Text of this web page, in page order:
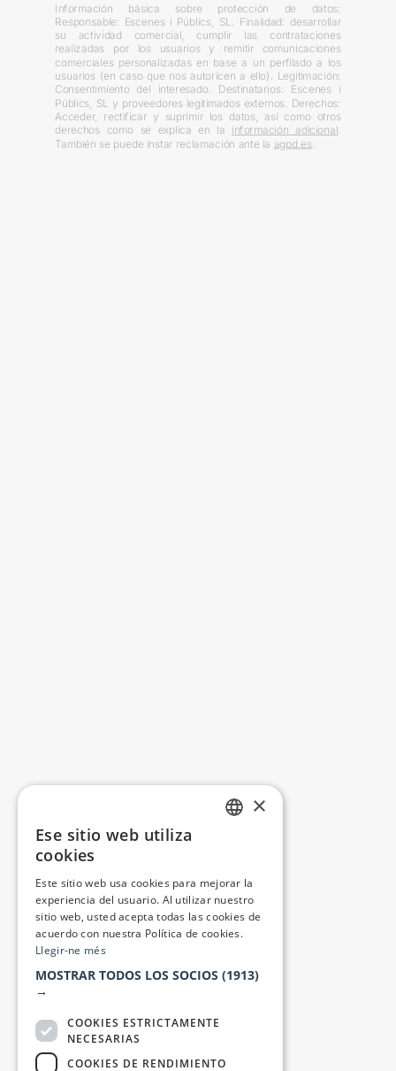
Información básica sobre protección de datos:
Responsable: Escenes i Públics, SL. Finalidad: desarrollar
su actividad comercial, cumplir las contrataciones
realizadas por los usuarios y remitir comunicaciones
comerciales personalizadas en base a un perfilado a los
usuarios (en caso que nos autoricen a ello). Legitimación:
Consentimiento del interesado. Destinatarios: Escenes i
Públics, SL y proveedores legitimados externos. Derechos:
Acceder, rectificar y suprimir los datos, así como otros
derechos como se explica en la información adicional.
También se puede instar reclamación ante la agpd.es.
×
Ese sitio web utiliza
cookies
Este sitio web usa cookies para mejorar la
experiencia del usuario. Al utilizar nuestro
sitio web, usted acepta todas las cookies de
acuerdo con nuestra Política de cookies.
Llegir-ne més
MOSTRAR TODOS LOS SOCIOS (1913)
→
COOKIES ESTRICTAMENTE
NECESARIAS
COOKIES DE RENDIMIENTO